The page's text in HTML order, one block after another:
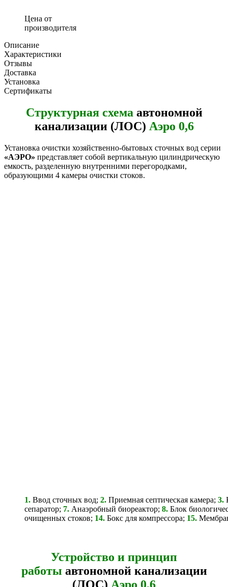
Цена от
производителя
Описание
Характеристики
Отзывы
Доставка
Установка
Сертификаты
Структурная схема автономной
канализации (ЛОС) Аэро 0,6
Установка очистки хозяйственно-бытовых сточных вод серии
«АЭРО» представляет собой вертикальную цилиндрическую
емкость, разделенную внутренними перегородками,
образующими 4 камеры очистки стоков.
1. Ввод сточных вод; 2. Приемная септическая камера; 3.
сепаратор; 7. Анаэробный биореактор; 8. Блок
очищенных стоков; 14. Бокс для компрессора; 15.
Устройство и принцип
работы автономной канализации
(ЛОС) Аэро 0,6